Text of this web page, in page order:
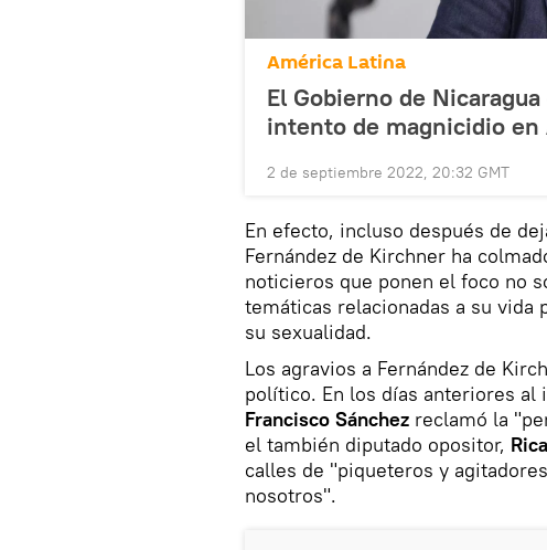
América Latina
El Gobierno de
intento de magnicidio en
2 de septiembre 2022, 20:32 GMT
En efecto, incluso después de
Fernández de Kirchner ha
noticieros que ponen el foco no
temáticas relacionadas a su vida
su sexualidad.
Los agravios a Fernández de
político. En los días anteriores
Francisco Sánchez reclamó la
el también diputado opositor,
calles de "piqueteros y
nosotros".